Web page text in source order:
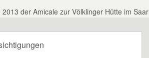
2013 der Amicale zur Völklinger Hütte im